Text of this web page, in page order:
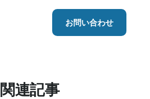
お問い合わせ
関連記事